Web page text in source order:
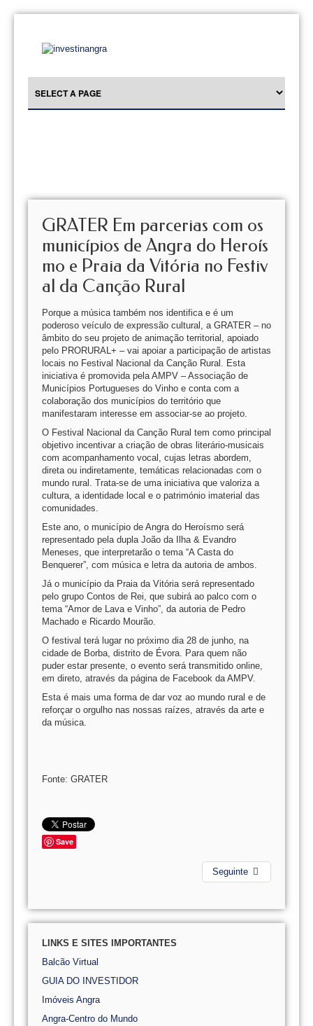
GRATER Em parcerias com os
municípios de Angra do Heroís
mo e Praia da Vitória no Festiv
al da Canção Rural
Porque a música também nos identifica e é um
poderoso veículo de expressão cultural, a GRATER – no
âmbito do seu projeto de animação territorial, apoiado
pelo PRORURAL+ – vai apoiar a participação de artistas
locais no Festival Nacional da Canção Rural. Esta
iniciativa é promovida pela AMPV – Associação de
Municípios Portugueses do Vinho e conta com a
colaboração dos municípios do território que
manifestaram interesse em associar-se ao projeto.
O Festival Nacional da Canção Rural tem como principal
objetivo incentivar a criação de obras literário-musicais
com acompanhamento vocal, cujas letras abordem,
direta ou indiretamente, temáticas relacionadas com o
mundo rural. Trata-se de uma iniciativa que valoriza a
cultura, a identidade local e o património imaterial das
comunidades.
Este ano, o município de Angra do Heroísmo será
representado pela dupla João da Ilha & Evandro
Meneses, que interpretarão o tema “A Casta do
Benquerer”, com música e letra da autoria de ambos.
Já o município da Praia da Vitória será representado
pelo grupo Contos de Rei, que subirá ao palco com o
tema “Amor de Lava e Vinho”, da autoria de Pedro
Machado e Ricardo Mourão.
O festival terá lugar no próximo dia 28 de junho, na
cidade de Borba, distrito de Évora. Para quem não
puder estar presente, o evento será transmitido online,
em direto, através da página de Facebook da AMPV.
Esta é mais uma forma de dar voz ao mundo rural e de
reforçar o orgulho nas nossas raízes, através da arte e
da música.
Fonte: GRATER
Save
Seguinte
LINKS E SITES IMPORTANTES
Balcão Virtual
GUIA DO INVESTIDOR
Imóveis Angra
Angra-Centro do Mundo